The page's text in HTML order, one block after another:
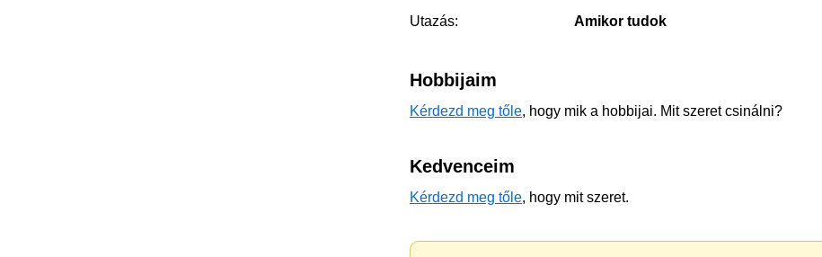
Utazás:
Amikor tudok
Hobbijaim
Kérdezd meg tőle, hogy mik a hobbijai. Mit szeret csinálni?
Kedvenceim
Kérdezd meg tőle, hogy mit szeret.